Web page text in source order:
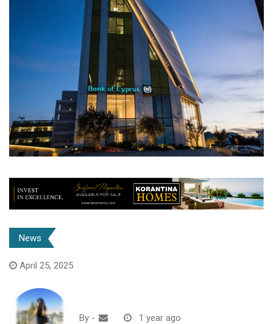
News
April 25, 2025
By - 1 year ago